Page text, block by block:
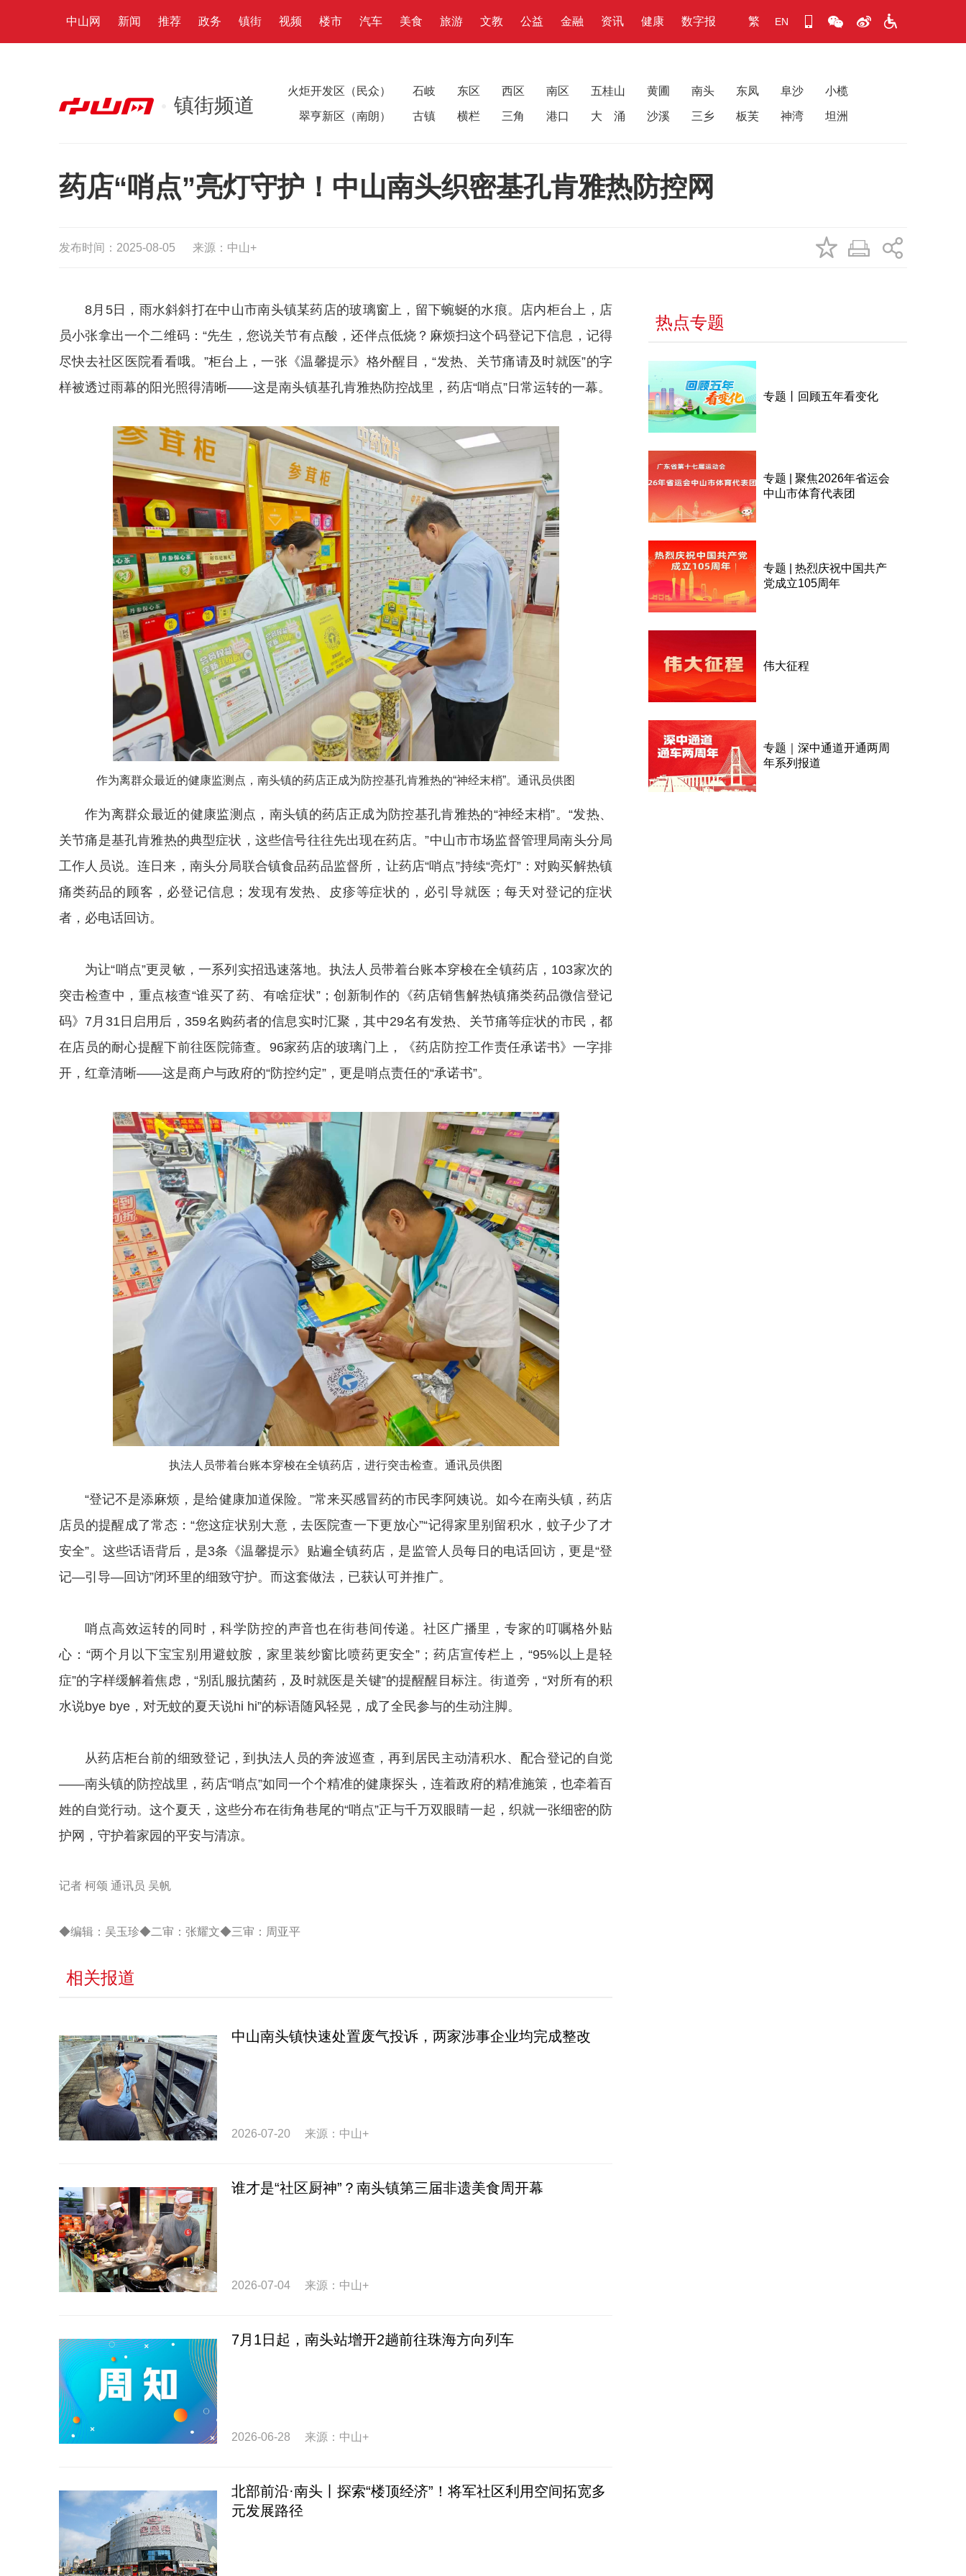
中山网 新闻 推荐 政务 镇街 视频 楼市 汽车 美食 旅游 文教 公益 金融 资讯 健康 数字报 繁 EN
镇街频道
火炬开发区（民众） 石岐 东区 西区 南区 五桂山 黄圃 南头 东凤 阜沙 小榄
翠亨新区（南朗） 古镇 横栏 三角 港口 大 涌 沙溪 三乡 板芙 神湾 坦洲
药店“哨点”亮灯守护！中山南头织密基孔肯雅热防控网
发布时间：2025-08-05 来源：中山+
8月5日，雨水斜斜打在中山市南头镇某药店的玻璃窗上，留下蜿蜒的水痕。店内柜台上，店
员小张拿出一个二维码：“先生，您说关节有点酸，还伴点低烧？麻烦扫这个码登记下信息，记得
尽快去社区医院看看哦。”柜台上，一张《温馨提示》格外醒目，“发热、关节痛请及时就医”的字
样被透过雨幕的阳光照得清晰——这是南头镇基孔肯雅热防控战里，药店“哨点”日常运转的一幕。
作为离群众最近的健康监测点，南头镇的药店正成为防控基孔肯雅热的“神经末梢”。通讯员供图
作为离群众最近的健康监测点，南头镇的药店正成为防控基孔肯雅热的“神经末梢”。“发热、
关节痛是基孔肯雅热的典型症状，这些信号往往先出现在药店。”中山市市场监督管理局南头分局
工作人员说。连日来，南头分局联合镇食品药品监督所，让药店“哨点”持续“亮灯”：对购买解热镇
痛类药品的顾客，必登记信息；发现有发热、皮疹等症状的，必引导就医；每天对登记的症状
者，必电话回访。
为让“哨点”更灵敏，一系列实招迅速落地。执法人员带着台账本穿梭在全镇药店，103家次的
突击检查中，重点核查“谁买了药、有啥症状”；创新制作的《药店销售解热镇痛类药品微信登记
码》7月31日启用后，359名购药者的信息实时汇聚，其中29名有发热、关节痛等症状的市民，都
在店员的耐心提醒下前往医院筛查。96家药店的玻璃门上，《药店防控工作责任承诺书》一字排
开，红章清晰——这是商户与政府的“防控约定”，更是哨点责任的“承诺书”。
执法人员带着台账本穿梭在全镇药店，进行突击检查。通讯员供图
“登记不是添麻烦，是给健康加道保险。”常来买感冒药的市民李阿姨说。如今在南头镇，药店
店员的提醒成了常态：“您这症状别大意，去医院查一下更放心”“记得家里别留积水，蚊子少了才
安全”。这些话语背后，是3条《温馨提示》贴遍全镇药店，是监管人员每日的电话回访，更是“登
记—引导—回访”闭环里的细致守护。而这套做法，已获认可并推广。
哨点高效运转的同时，科学防控的声音也在街巷间传递。社区广播里，专家的叮嘱格外贴
心：“两个月以下宝宝别用避蚊胺，家里装纱窗比喷药更安全”；药店宣传栏上，“95%以上是轻
症”的字样缓解着焦虑，“别乱服抗菌药，及时就医是关键”的提醒醒目标注。街道旁，“对所有的积
水说bye bye，对无蚊的夏天说hi hi”的标语随风轻晃，成了全民参与的生动注脚。
从药店柜台前的细致登记，到执法人员的奔波巡查，再到居民主动清积水、配合登记的自觉
——南头镇的防控战里，药店“哨点”如同一个个精准的健康探头，连着政府的精准施策，也牵着百
姓的自觉行动。这个夏天，这些分布在街角巷尾的“哨点”正与千万双眼睛一起，织就一张细密的防
护网，守护着家园的平安与清凉。
记者 柯颂 通讯员 吴帆
◆编辑：吴玉珍◆二审：张耀文◆三审：周亚平
相关报道
中山南头镇快速处置废气投诉，两家涉事企业均完成整改
2026-07-20 来源：中山+
谁才是“社区厨神”？南头镇第三届非遗美食周开幕
2026-07-04 来源：中山+
7月1日起，南头站增开2趟前往珠海方向列车
2026-06-28 来源：中山+
北部前沿·南头丨探索“楼顶经济”！将军社区利用空间拓宽多
元发展路径
热点专题
专题丨回顾五年看变化
专题 | 聚焦2026年省运会
中山市体育代表团
专题 | 热烈庆祝中国共产
党成立105周年
伟大征程
专题｜深中通道开通两周
年系列报道